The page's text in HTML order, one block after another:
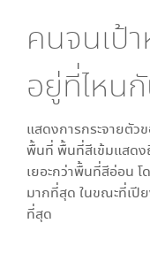
คนจนเป้
อยู่ที่ไหน
แสดงการกระจายตัว
พื้นที่ พื้นที่สีเข้มแสดง
เยอะกว่าพื้นที่สีอ่อน โ
มากที่สุด ในขณะที่เปี
ที่สุด